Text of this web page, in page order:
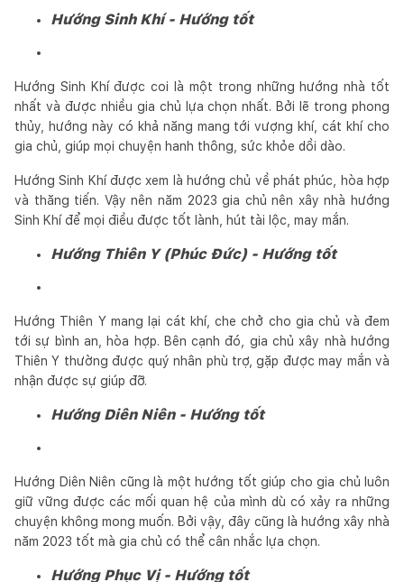
Hướng Sinh Khí - Hướng tốt
Hướng Sinh Khí được coi là một trong những hướng nhà tốt
nhất và được nhiều gia chủ lựa chọn nhất. Bởi lẽ trong phong
thủy, hướng này có khả năng mang tới vượng khí, cát khí cho
gia chủ, giúp mọi chuyện hanh thông, sức khỏe dồi dào.
Hướng Sinh Khí được xem là hướng chủ về phát phúc, hòa hợp
và thăng tiến. Vậy nên năm 2023 gia chủ nên xây nhà hướng
Sinh Khí để mọi điều được tốt lành, hút tài lộc, may mắn.
Hướng Thiên Y (Phúc Đức) - Hướng tốt
Hướng Thiên Y mang lại cát khí, che chở cho gia chủ và đem
tới sự bình an, hòa hợp. Bên cạnh đó, gia chủ xây nhà hướng
Thiên Y thường được quý nhân phù trợ, gặp được may mắn và
nhận được sự giúp đỡ.
Hướng Diên Niên - Hướng tốt
Hướng Diên Niên cũng là một hướng tốt giúp cho gia chủ luôn
giữ vững được các mối quan hệ của mình dù có xảy ra những
chuyện không mong muốn. Bởi vậy, đây cũng là hướng xây nhà
năm 2023 tốt mà gia chủ có thể cân nhắc lựa chọn.
Hướng Phục Vị - Hướng tốt